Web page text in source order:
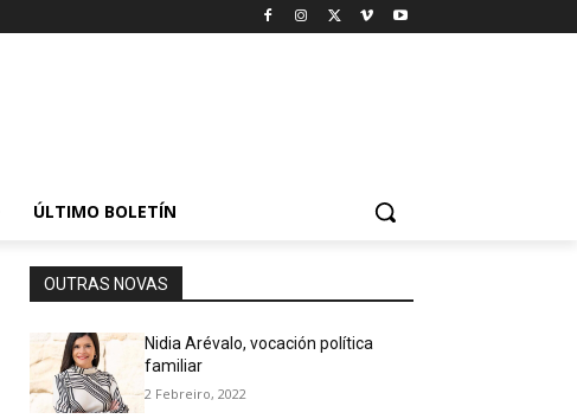
ÚLTIMO BOLETÍN
OUTRAS NOVAS
Nidia Arévalo, vocación política
familiar
2 Febreiro, 2022